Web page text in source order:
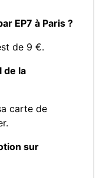
EP7 à Paris ?
de 9 €.
de la
carte de
sur